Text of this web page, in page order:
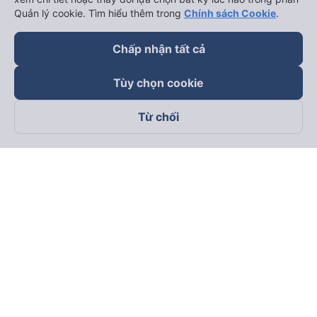
Theo dõi chúng tôi trên
Quản lý cookie. Tìm hiểu thêm trong Chính sách Cookie.
Chấp nhận tất cả
Tùy chọn cookie
Từ chối